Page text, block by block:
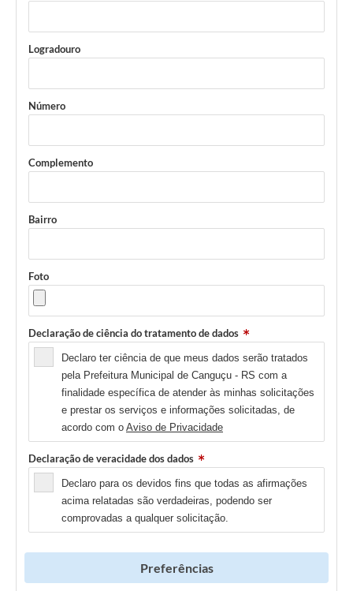
Logradouro
Número
Complemento
Bairro
Foto
Declaração de ciência do tratamento de dados
Declaro ter ciência de que meus dados serão tratados
pela Prefeitura Municipal de Canguçu - RS com a
finalidade específica de atender às minhas solicitações
e prestar os serviços e informações solicitadas, de
acordo com o Aviso de Privacidade
Declaração de veracidade dos dados
Declaro para os devidos fins que todas as afirmações
acima relatadas são verdadeiras, podendo ser
comprovadas a qualquer solicitação.
Preferências